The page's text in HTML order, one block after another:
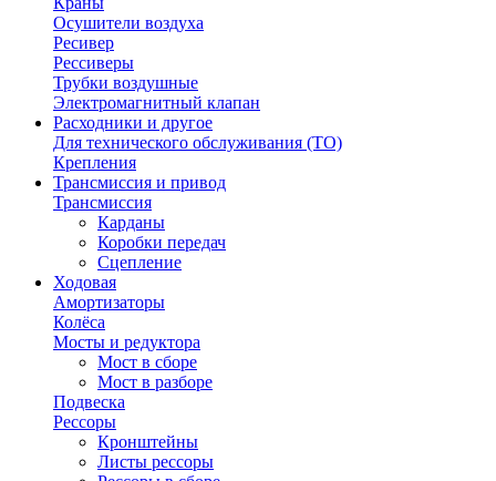
Осушители воздуха
Ресивер
Рессиверы
Трубки воздушные
Электромагнитный клапан
Расходники и другое
Для технического обслуживания (ТО)
Крепления
Трансмиссия и привод
Трансмиссия
Карданы
Коробки передач
Сцепление
Ходовая
Амортизаторы
Колёса
Мосты и редуктора
Мост в сборе
Мост в разборе
Подвеска
Рессоры
Кронштейны
Листы рессоры